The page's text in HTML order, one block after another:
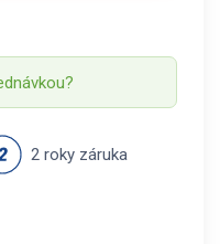
2 roky záruka